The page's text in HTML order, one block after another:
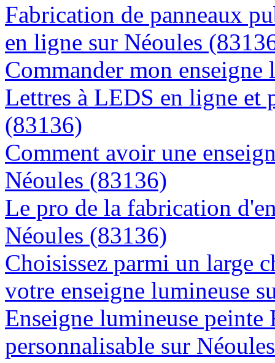
Fabrication de panneaux
en ligne sur Néoules
Commander mon
Lettres à LEDS en ligne et
(83136)
Comment avoir une
Néoules (83136)
Le pro de la fabrication
Néoules (83136)
Choisissez parmi un large
votre enseigne lumineuse
Enseigne lumineuse
personnalisable sur